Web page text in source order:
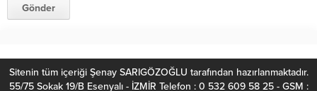
Sitenin tüm içeriği Şenay SARIGÖZOĞLU tarafından hazırlanmaktadır.
55/75 Sokak 19/B Esenyalı - İZMİR Telefon : 0 532 609 58 25 - GSM :